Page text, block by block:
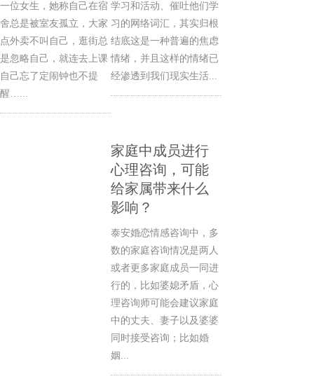
一位女生，她称自己在宿
舍总是被室友孤立，大家
点外卖不叫自己，逛街总
是忽略自己，就连去上课
自己忘了定闹钟也不提
醒…...
学习和活动、催吐他们学
习的网络词汇，其实归根
结底这是一种普遍的焦虑
情绪，并且这样的情绪已
经渗透到我们现实生活...
家庭中成员进行
心理咨询，可能
给家属带来什么
影响？
泰安婚恋情感咨询中，多
数的家庭咨询情况是两人
或者更多家庭成员一同进
行的，比如婆媳矛盾，心
理咨询师可能会建议家庭
中的丈夫、妻子以及婆婆
同时接受咨询；比如婚
姻...